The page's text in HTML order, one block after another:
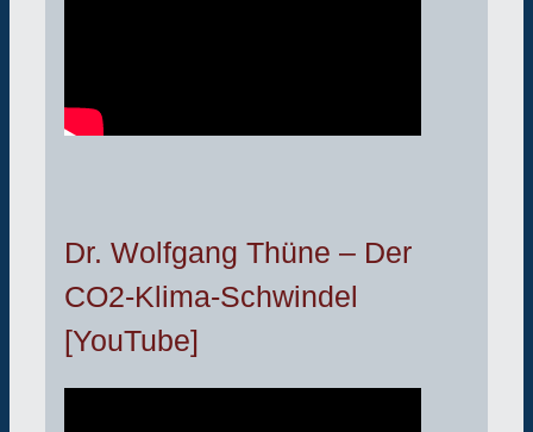
Dr. Wolfgang Thüne – Der
CO2-Klima-Schwindel
[YouTube]